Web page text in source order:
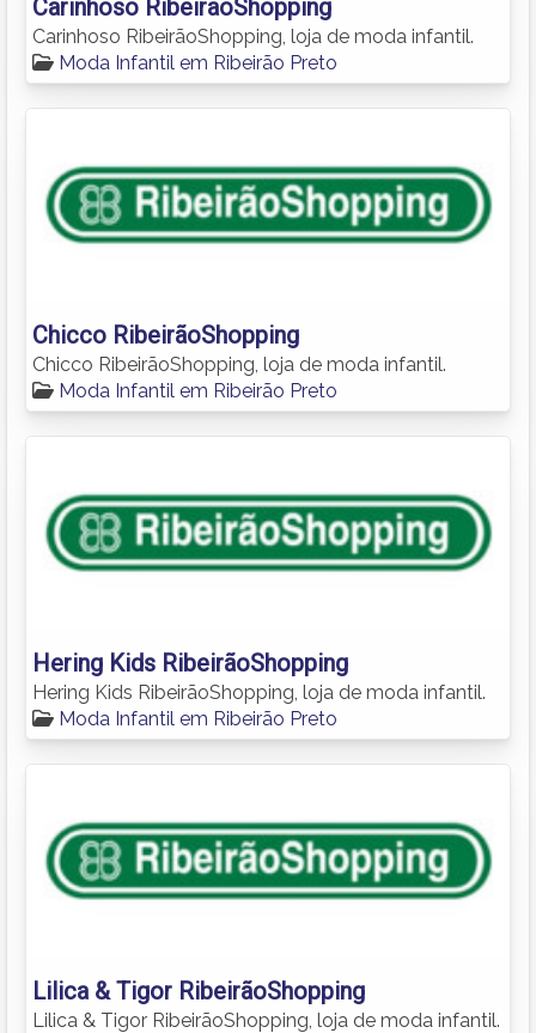
Carinhoso RibeirãoShopping
Carinhoso RibeirãoShopping, loja de moda infantil.
Moda Infantil em Ribeirão Preto
Chicco RibeirãoShopping
Chicco RibeirãoShopping, loja de moda infantil.
Moda Infantil em Ribeirão Preto
Hering Kids RibeirãoShopping
Hering Kids RibeirãoShopping, loja de moda infantil.
Moda Infantil em Ribeirão Preto
Lilica & Tigor RibeirãoShopping
Lilica & Tigor RibeirãoShopping, loja de moda infantil.